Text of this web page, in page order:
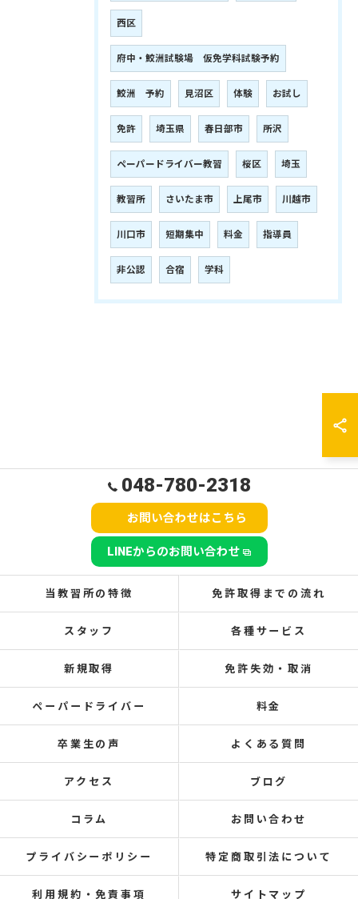
西区
府中・鮫洲試験場 仮免学科試験予約
鮫洲 予約 見沼区 体験 お試し
免許 埼玉県 春日部市 所沢
ペーパードライバー教習 桜区 埼玉
教習所 さいたま市 上尾市 川越市
川口市 短期集中 料金 指導員
非公認 合宿 学科
048-780-2318
お問い合わせはこちら
LINEからのお問い合わせ
当教習所の特徴 免許取得までの流れ
スタッフ 各種サービス
新規取得 免許失効・取消
ペーパードライバー 料金
卒業生の声 よくある質問
アクセス ブログ
コラム お問い合わせ
プライバシーポリシー 特定商取引法について
利用規約・免責事項 サイトマップ